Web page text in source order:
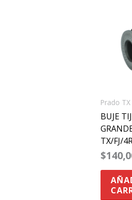
Prado TX
BUJE
TX/FJ/
$